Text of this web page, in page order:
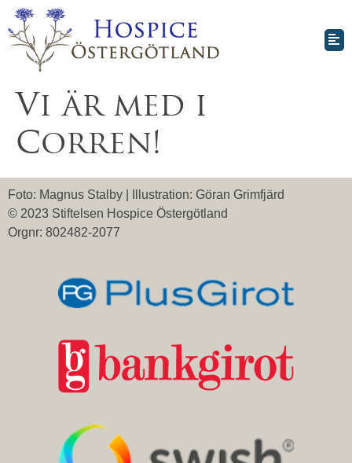
Vi är med i
Corren!
Foto: Magnus Stalby | Illustration: Göran Grimfjärd
© 2023 Stiftelsen Hospice Östergötland
Orgnr: 802482-2077